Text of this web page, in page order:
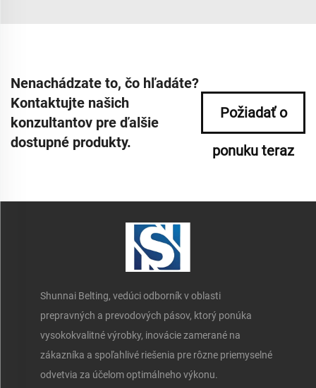
Nenachádzate to, čo hľadáte?
Kontaktujte našich
konzultantov pre ďalšie
dostupné produkty.
Požiadať o
ponuku teraz
Shunnai Belting, vedúci odborník v oblasti
prepravných a prevodových pásov, ktorý ponúka
vysokokvalitné výrobky, inovácie zamerané na
zákazníka a spoľahlivé riešenia pre rôzne priemyselné
odvetvia za účelom optimálneho výkonu.